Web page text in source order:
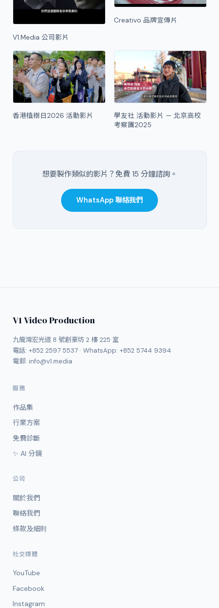
V1.Media 公司影片
Creativo 品牌宣傳片
香港植樹日2026 活動影片
學友社 活動影片 — 北京高校
考察團2025
想要製作類似的影片？免費 15 分鐘諮詢。
WhatsApp 聯絡我們
V1 Video Production
九龍灣宏光道 8 號創豪坊 2 樓 225 室
電話: +852 2597 5537· WhatsApp: +852 5744 9394
電郵: info@v1.media
服務
作品集
行業方案
免費診斷
✨ AI 分鏡
公司
關於我們
聯絡我們
條款及細則
社交媒體
YouTube
Facebook
Instagram